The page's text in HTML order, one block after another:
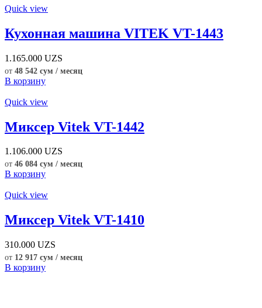
Quick view
Кухонная машина VITEK VT-1443
1.165.000 UZS
от 48 542 сум / месяц
В корзину
Quick view
Миксер Vitek VT-1442
1.106.000 UZS
от 46 084 сум / месяц
В корзину
Quick view
Миксер Vitek VT-1410
310.000 UZS
от 12 917 сум / месяц
В корзину